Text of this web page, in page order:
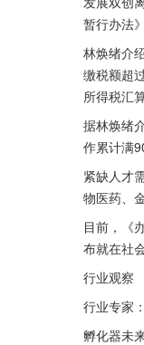
暂行办法
林焕绪介
缴税额超
所得税汇
据林焕绪
作累计满
紧缺人才
物医药、
目前，《
布就在社
行业观察
行业专家：
孵化器未